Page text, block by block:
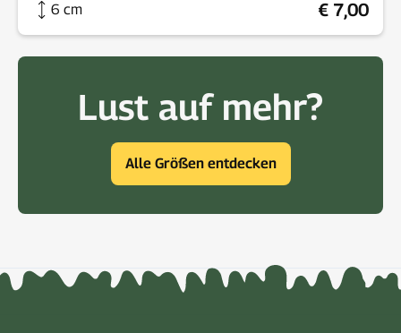
6 cm
€ 7,00
Lust auf mehr?
Alle Größen entdecken